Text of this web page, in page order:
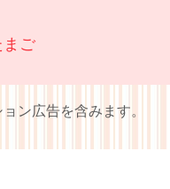
まご
ン広告を含みます。